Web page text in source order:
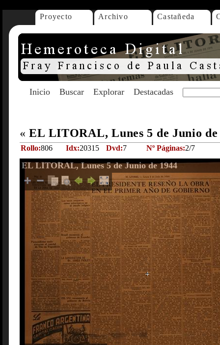
Proyecto Archivo Castañeda
Inicio Buscar Explorar Destacadas
« EL LITORAL, Lunes 5 de Junio
Rollo:806 Idx:20315 Dvd:7 Nº Páginas:2/7
EL LITORAL, Lunes 5 de Junio de 1944